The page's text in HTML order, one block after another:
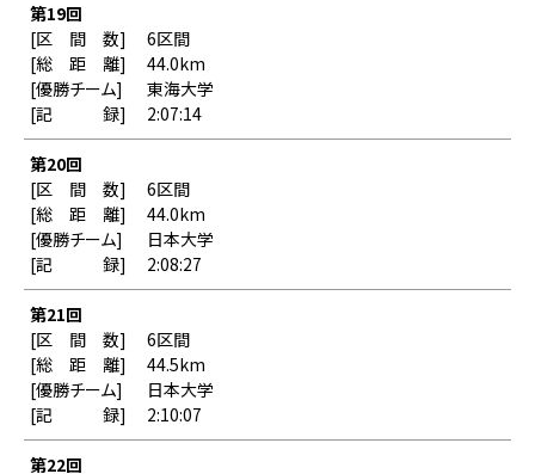
第19回
6区間
44.0km
東海大学
2:07:14
第20回
6区間
44.0km
日本大学
2:08:27
第21回
6区間
44.5km
日本大学
2:10:07
第22回